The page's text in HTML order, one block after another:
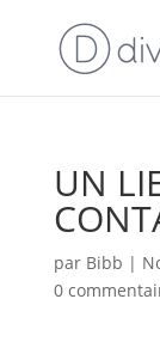
UN
par Bibb |
0